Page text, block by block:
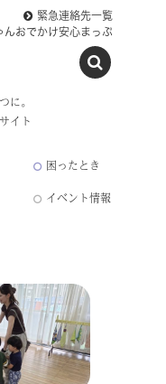
に。
イト
緊急連絡先一覧
んおでかけ安心まっぷ
困ったとき
イベント情報